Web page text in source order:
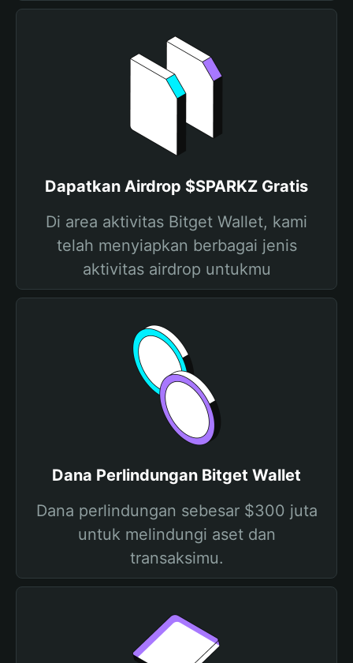
Dapatkan Airdrop $SPARKZ Gratis
Di area aktivitas Bitget Wallet, kami
telah menyiapkan berbagai jenis
aktivitas airdrop untukmu
Dana Perlindungan Bitget Wallet
Dana perlindungan sebesar $300 juta
untuk melindungi aset dan
transaksimu.